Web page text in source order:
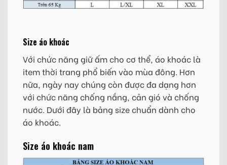
Size áo khoác
Với chức năng giữ ấm cho cơ thể, áo khoác là
item thời trang phổ biến vào mùa đông. Hơn
nữa, ngày nay chúng còn được đa dạng hơn
với chức năng chống nắng, cản gió và chống
nước. Dưới đây là bảng size chuẩn dành cho
áo khoác.
Size áo khoác nam